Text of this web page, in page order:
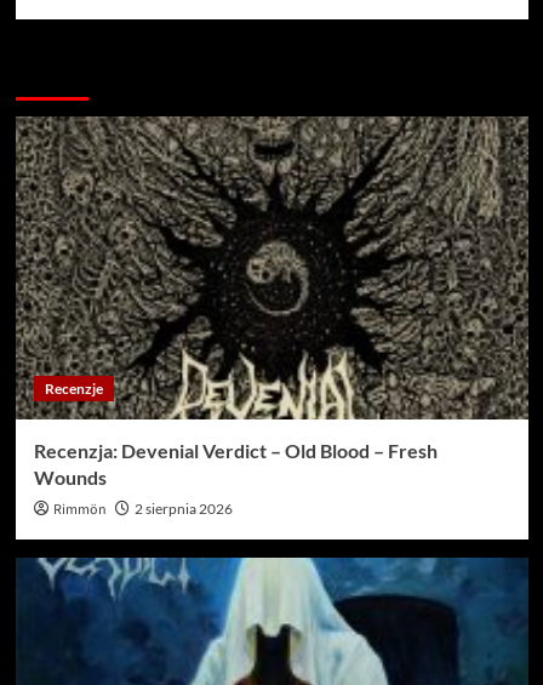
Recenzje
Recenzja: Devenial Verdict – Old Blood – Fresh
Wounds
Rimmön 2 sierpnia 2026